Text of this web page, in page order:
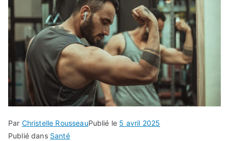
Par Christelle RousseauPublié le 5 avril 2025
Publié dans Santé